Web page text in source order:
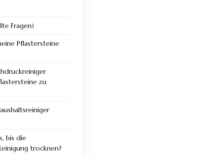
Fragen)
Pflastersteine
zu
bis die
trocknen?